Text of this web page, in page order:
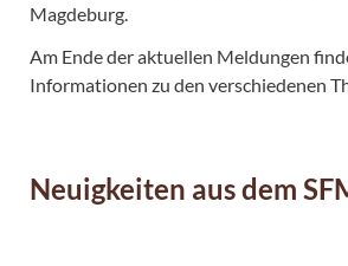
Magdeburg.
Am Ende der aktuellen Meldungen
Informationen zu den verschiedenen
Neuigkeiten aus dem